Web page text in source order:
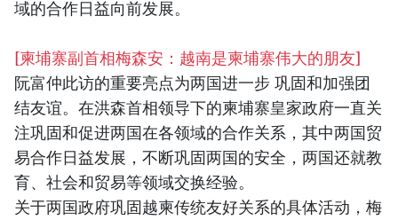
域的合作日益向前发展。
[柬埔寨副首相梅森安：越南是柬埔寨伟大的朋友]
阮富仲此访的重要亮点为两国进一步 巩固和加强团
结友谊。在洪森首相领导下的柬埔寨皇家政府一直关
注巩固和促进两国在各领域的合作关系，其中两国贸
易合作日益发展，不断巩固两国的安全，两国还就教
育、社会和贸易等领域交换经验。
关于两国政府巩固越柬传统友好关系的具体活动，梅